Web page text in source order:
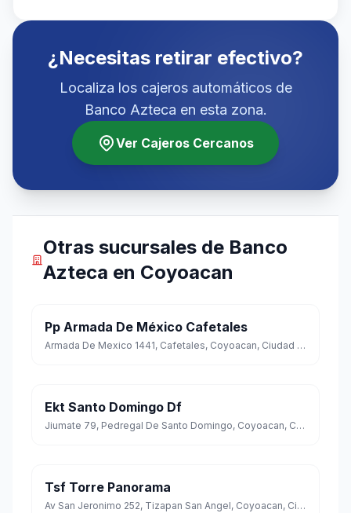
¿Necesitas retirar efectivo?
Localiza los cajeros automáticos de
Banco Azteca en esta zona.
Ver Cajeros Cercanos
Otras sucursales de Banco
Azteca en Coyoacan
Pp Armada De México Cafetales
Armada De Mexico 1441, Cafetales, Coyoacan, Ciudad de México
Ekt Santo Domingo Df
Jiumate 79, Pedregal De Santo Domingo, Coyoacan, Ciudad de México
Tsf Torre Panorama
Av San Jeronimo 252, Tizapan San Angel, Coyoacan, Ciudad de México